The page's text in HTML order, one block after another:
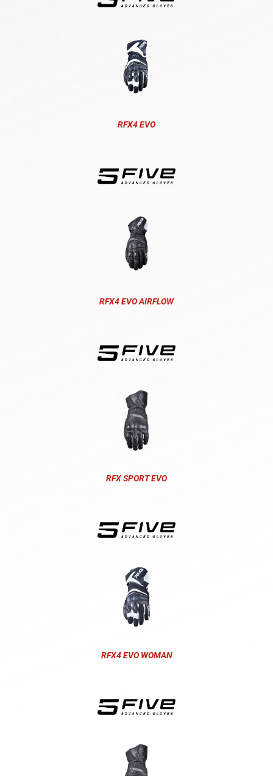
RFX4 EVO
RFX4 EVO AIRFLOW
RFX SPORT EVO
RFX4 EVO WOMAN